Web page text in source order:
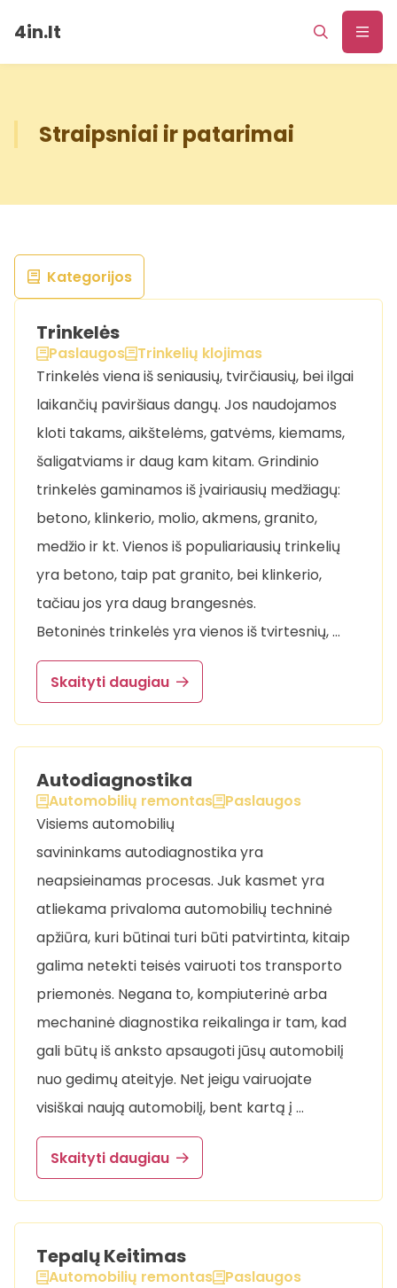
4in.lt
Straipsniai ir patarimai
Trinkelės
Paslaugos
Trinkelių klojimas
Trinkelės viena iš seniausių, tvirčiausių, bei ilgai
laikančių paviršiaus dangų. Jos naudojamos
kloti takams, aikštelėms, gatvėms, kiemams,
šaligatviams ir daug kam kitam. Grindinio
trinkelės gaminamos iš įvairiausių medžiagų:
betono, klinkerio, molio, akmens, granito,
medžio ir kt. Vienos iš populiariausių trinkelių
yra betono, taip pat granito, bei klinkerio,
tačiau jos yra daug brangesnės.
Betoninės trinkelės yra vienos iš tvirtesnių, …
Skaityti daugiau
Autodiagnostika
Automobilių remontas
Paslaugos
Visiems automobilių
savininkams autodiagnostika yra
neapsieinamas procesas. Juk kasmet yra
atliekama privaloma automobilių techninė
apžiūra, kuri būtinai turi būti patvirtinta, kitaip
galima netekti teisės vairuoti tos transporto
priemonės. Negana to, kompiuterinė arba
mechaninė diagnostika reikalinga ir tam, kad
gali būtų iš anksto apsaugoti jūsų automobilį
nuo gedimų ateityje. Net jeigu vairuojate
visiškai naują automobilį, bent kartą į …
Skaityti daugiau
Tepalų Keitimas
Automobilių remontas
Paslaugos
Kategorijos